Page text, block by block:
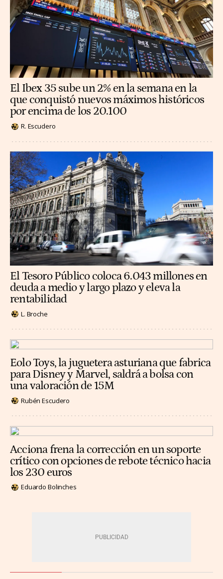
El Ibex 35 sube un 2% en la semana en la
que conquistó nuevos máximos históricos
por encima de los 20.100
R. Escudero
El Tesoro Público coloca 6.043 millones en
deuda a medio y largo plazo y eleva la
rentabilidad
L. Broche
Eolo Toys, la juguetera asturiana que fabrica
para Disney y Marvel, saldrá a bolsa con
una valoración de 15M
Rubén Escudero
Acciona frena la corrección en un soporte
crítico con opciones de rebote técnico hacia
los 230 euros
Eduardo Bolinches